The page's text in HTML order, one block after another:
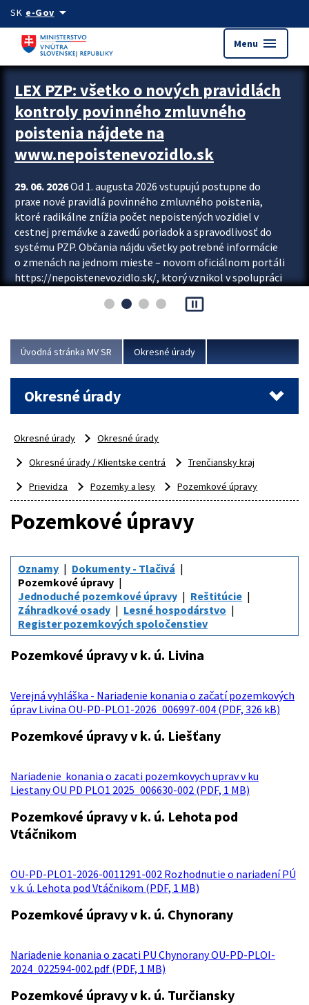
Preskocit na hlavný obsah
SK e-Govarrow_drop_down
Menu menu
Zastavit automatický posun upútavok
LEX PZP: všetko o nových pravidlách
kontroly povinného zmluvného
poistenia nájdete na
www.nepoistenevozidlo.sk
29. 06. 2026Od 1. augusta 2026 vstupujú postupne do
praxe nové pravidlá povinného zmluvného poistenia,
ktoré radikálne znížia počet nepoistených vozidiel v
cestnej premávke a zavedú poriadok a spravodlivosť do
systému PZP. Občania nájdu všetky potrebné informácie
o zmenách na jednom mieste – novom oficiálnom portáli
https://nepoistenevozidlo.sk/, ktorý vznikol v spolupráci
asociácie poisťovní (SLASPO) a Ministerstva vnútra SR.
Viac
pause_presentation
Úvodná stránka MV SR Okresné úrady
Okresné úrady
Okresné úrady
Okresné úrady
Okresné úrady / Klientske centrá
Trenčiansky kraj
Prievidza
Pozemky a lesy Pozemkové úpravy
Pozemkové úpravy
Oznamy
Dokumenty - Tlačivá
Pozemkové úpravy
Jednoduché pozemkové úpravy
Reštitúcie
Záhradkové osady
Lesné hospodárstvo
Register pozemkových spoločenstiev
Pozemkové úpravy v k. ú. Livina
Verejná vyhláška - Nariadenie konania o začatí pozemkových
úprav Livina OU-PD-PLO1-2026_006997-004 (PDF, 326 kB)
Pozemkové úpravy v k. ú. Liešťany
Nariadenie konania o zacati pozemkovych uprav v ku
Liestany OU PD PLO1 2025_006630-002 (PDF, 1 MB)
Pozemkové úpravy v k. ú. Lehota pod
Vtáčnikom
OU-PD-PLO1-2026-0011291-002 Rozhodnutie o nariadení PÚ
v k. ú. Lehota pod Vtáčnikom (PDF, 1 MB)
Pozemkové úpravy v k. ú. Chynorany
Nariadenie konania o zacati PU Chynorany OU-PD-PLOI-
2024_022594-002.pdf (PDF, 1 MB)
Pozemkové úpravy v k. ú. Turčiansky